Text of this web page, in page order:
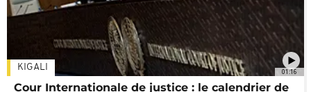
01:16
KIGALI
Cour Internationale de justice : le calendrier de